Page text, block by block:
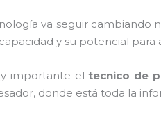
va seguir cambiando
y su potencial
importante eltecnico de
donde está toda la